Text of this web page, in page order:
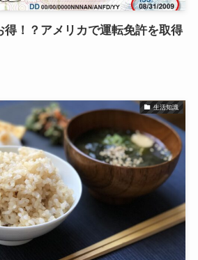
得！？アメリカで運転免許を取得
生活知識